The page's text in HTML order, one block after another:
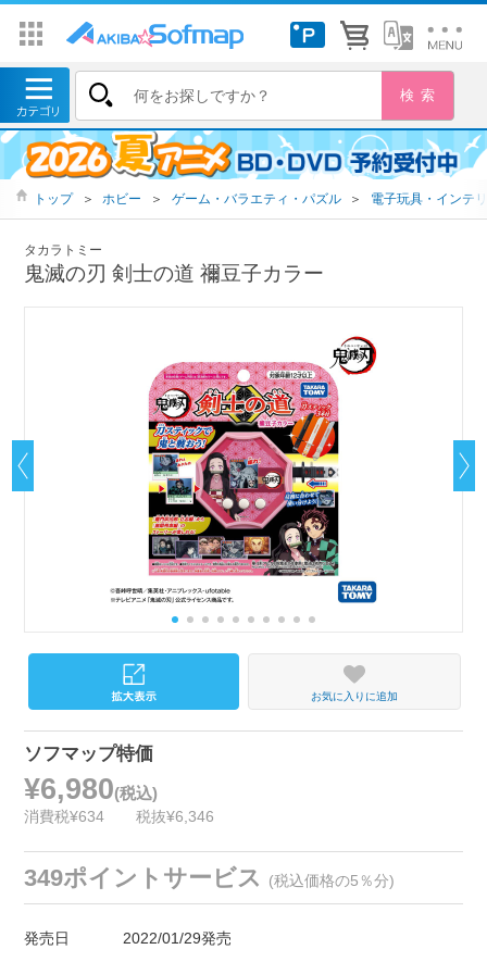
トップ ＞ ホビー ＞ ゲーム・バラエティ・パズル ＞ 電子玩具・インテ
タカラトミー
鬼滅の刃 剣士の道 禰豆子カラー
お気に入りに追加
ソフマップ特価
¥6,980(税込)
消費税¥634 税抜¥6,346
349ポイントサービス (税込価格の5％分)
発売日 2022/01/29発売